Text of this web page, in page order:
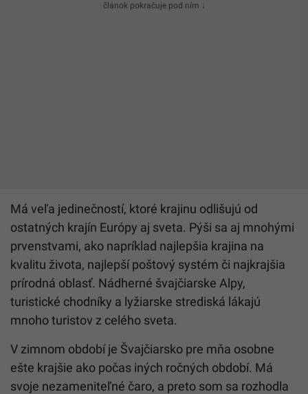
článok pokračuje pod ním ↓
Má veľa jedinečností, ktoré krajinu odlišujú od
ostatných krajín Európy aj sveta. Pýši sa aj mnohými
prvenstvami, ako napríklad najlepšia krajina na
kvalitu života, najlepší poštový systém či najkrajšia
prírodná oblasť. Nádherné švajčiarske Alpy,
turistické chodníky a lyžiarske strediská lákajú
mnoho turistov z celého sveta.
V zimnom období je Švajčiarsko pre mňa osobne
ešte krajšie ako počas iných ročných období. Má
svoje nezameniteľné čaro, a preto som sa rozhodla